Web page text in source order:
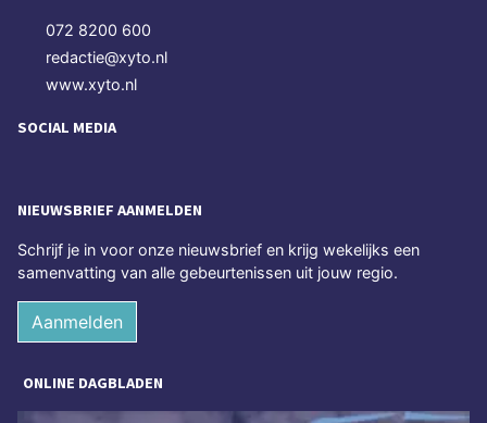
072 8200 600
redactie@xyto.nl
www.xyto.nl
SOCIAL MEDIA
NIEUWSBRIEF AANMELDEN
Schrijf je in voor onze nieuwsbrief en krijg wekelijks een
samenvatting van alle gebeurtenissen uit jouw regio.
Aanmelden
ONLINE DAGBLADEN